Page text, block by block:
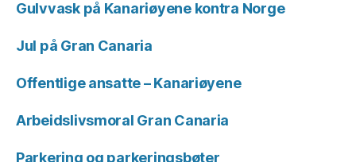
Gulvvask på Kanariøyene kontra Norge
Jul på Gran Canaria
Offentlige ansatte – Kanariøyene
Arbeidslivsmoral Gran Canaria
Parkering og parkeringsbøter